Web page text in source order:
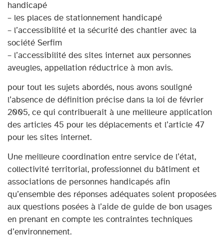
handicapé
– les places de stationnement handicapé
– l’accessibilité et la sécurité des chantier avec la
société Serfim
– l’accessibilité des sites internet aux personnes
aveugles, appellation réductrice à mon avis.
pour tout les sujets abordés, nous avons souligné
l’absence de définition précise dans la loi de février
2005, ce qui contribuerait à une meilleure application
des articles 45 pour les déplacements et l’article 47
pour les sites internet.
Une meilleure coordination entre service de l’état,
collectivité territorial, professionnel du bâtiment et
associations de personnes handicapés afin
qu’ensemble des réponses adéquates soient proposées
aux questions posées à l’aide de guide de bon usages
en prenant en compte les contraintes techniques
d’environnement.